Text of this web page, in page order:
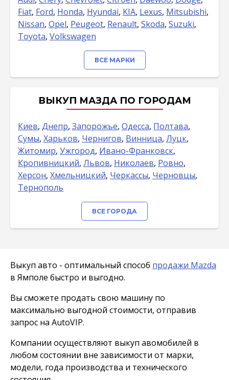
Fiat, Ford, Honda, Hyundai, KIA, Lexus, Mitsubishi,
Nissan, Opel, Peugeot, Renault, Skoda, Suzuki,
Toyota, Volkswagen
ВСЕ МАРКИ
ВЫКУП МАЗДА ПО ГОРОДАМ
Киев, Днепр, Запорожье, Одесса, Полтава,
Сумы, Харьков, Чернигов, Винница, Луцк,
Житомир, Ужгород, Ивано-Франковск,
Кропивницкий, Львов, Николаев, Ровно,
Херсон, Хмельницкий, Черкассы, Черновцы,
Тернополь
ВСЕ ГОРОДА
Выкуп авто - оптимальный способ продажи Mazda
в Ямполе быстро и выгодно.
Вы сможете продать свою машину по
максимально выгодной стоимости, отправив
запрос на AutoVIP.
Компании осуществляют выкуп авомобилей в
любом состоянии вне зависимости от марки,
модели, года производства и технического